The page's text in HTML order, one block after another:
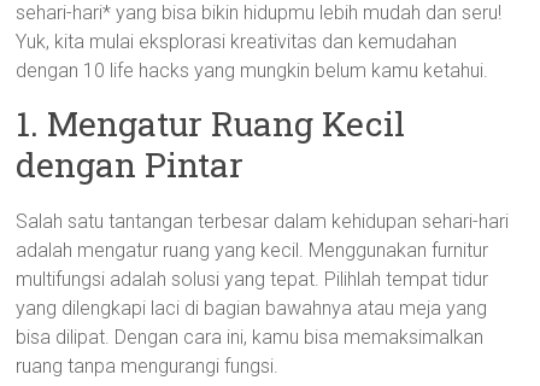
sehari-hari* yang bisa bikin hidupmu lebih mudah dan seru!
Yuk, kita mulai eksplorasi kreativitas dan kemudahan
dengan 10 life hacks yang mungkin belum kamu ketahui.
1. Mengatur Ruang Kecil
dengan Pintar
Salah satu tantangan terbesar dalam kehidupan sehari-hari
adalah mengatur ruang yang kecil. Menggunakan furnitur
multifungsi adalah solusi yang tepat. Pilihlah tempat tidur
yang dilengkapi laci di bagian bawahnya atau meja yang
bisa dilipat. Dengan cara ini, kamu bisa memaksimalkan
ruang tanpa mengurangi fungsi.